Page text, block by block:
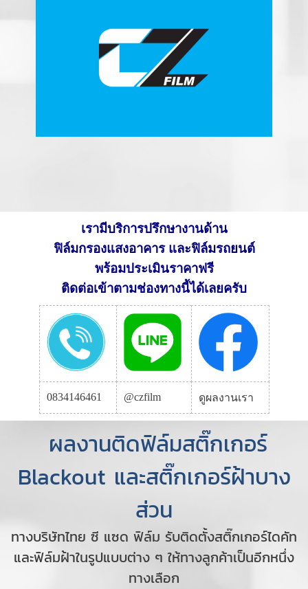
เรามีบริการปรึกษางานด้าน
ฟิล์มกรองแสงอาคาร และฟิล์มรถยนต์
พร้อมประเมินราคาฟรี
ติดต่อเข้าตามช่องทางนี้ได้เลยครับ
0834146461 @czfilm ดูผลงานเรา
ผลงานติดฟิล์มสติ๊กเกอร์
Blackout และสติ๊กเกอร์ฝ้าบาง
ส่วน
ทางบริษัทไทย ซี แซด ฟิล์ม รับติดตั้งสติ๊กเกอร์ไดคัท
และฟิล์มฝ้าในรูปแบบต่าง ๆ ให้ทางลูกค้าเป็นอีกหนึ่ง
ทางเลือก